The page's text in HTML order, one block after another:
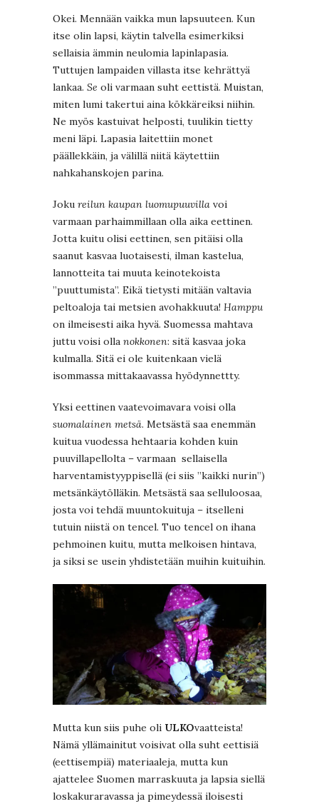
Okei. Mennään vaikka mun lapsuuteen. Kun
itse olin lapsi, käytin talvella esimerkiksi
sellaisia ämmin neulomia lapinlapasia.
Tuttujen lampaiden villasta itse kehrättyä
lankaa. Se oli varmaan suht eettistä. Muistan,
miten lumi takertui aina kökkäreiksi niihin.
Ne myös kastuivat helposti, tuulikin tietty
meni läpi. Lapasia laitettiin monet
päällekkäin, ja välillä niitä käytettiin
nahkahanskojen parina.
Joku reilun kaupan luomupuuvilla voi
varmaan parhaimmillaan olla aika eettinen.
Jotta kuitu olisi eettinen, sen pitäisi olla
saanut kasvaa luotaisesti, ilman kastelua,
lannotteita tai muuta keinotekoista
”puuttumista”. Eikä tietysti mitään valtavia
peltoaloja tai metsien avohakkuuta! Hamppu
on ilmeisesti aika hyvä. Suomessa mahtava
juttu voisi olla nokkonen: sitä kasvaa joka
kulmalla. Sitä ei ole kuitenkaan vielä
isommassa mittakaavassa hyödynnettty.
Yksi eettinen vaatevoimavara voisi olla
suomalainen metsä. Metsästä saa enemmän
kuitua vuodessa hehtaaria kohden kuin
puuvillapellolta – varmaan sellaisella
harventamistyyppisellä (ei siis ”kaikki nurin”)
metsänkäytölläkin. Metsästä saa selluloosaa,
josta voi tehdä muuntokuituja – itselleni
tutuin niistä on tencel. Tuo tencel on ihana
pehmoinen kuitu, mutta melkoisen hintava,
ja siksi se usein yhdistetään muihin kuituihin.
Mutta kun siis puhe oli ULKOvaatteista!
Nämä yllämainitut voisivat olla suht eettisiä
(eettisempiä) materiaaleja, mutta kun
ajattelee Suomen marraskuuta ja lapsia siellä
loskakuraravassa ja pimeydessä iloisesti